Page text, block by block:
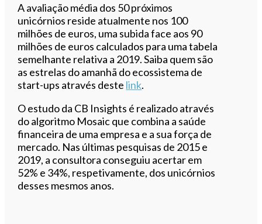
A avaliação média dos 50 próximos
unicórnios reside atualmente nos 100
milhões de euros, uma subida face aos 90
milhões de euros calculados para uma tabela
semelhante relativa a 2019. Saiba quem são
as estrelas do amanhã do ecossistema de
start-ups através deste link.
O estudo da CB Insights é realizado através
do algoritmo Mosaic que combina a saúde
financeira de uma empresa e a sua força de
mercado. Nas últimas pesquisas de 2015 e
2019, a consultora conseguiu acertar em
52% e 34%, respetivamente, dos unicórnios
desses mesmos anos.